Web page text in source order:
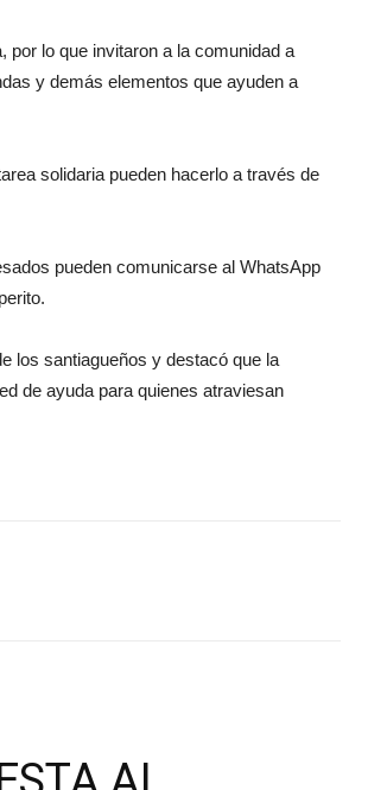
lo que invitaron a la comunidad a
y demás elementos que ayuden a
solidaria pueden hacerlo a través de
pueden comunicarse al WhatsApp
los santiagueños y destacó que la
de ayuda para quienes atraviesan